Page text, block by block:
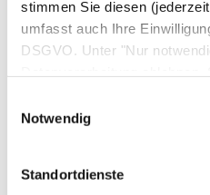
stimmen Sie diesen
umfasst auch Ihre
DSGVO. Unter "Nur
Notwendig
Standortdienste
oder Hypothalamus
Adrenogenitales
Hinweis
Eine Veränderung des
verändert auch die